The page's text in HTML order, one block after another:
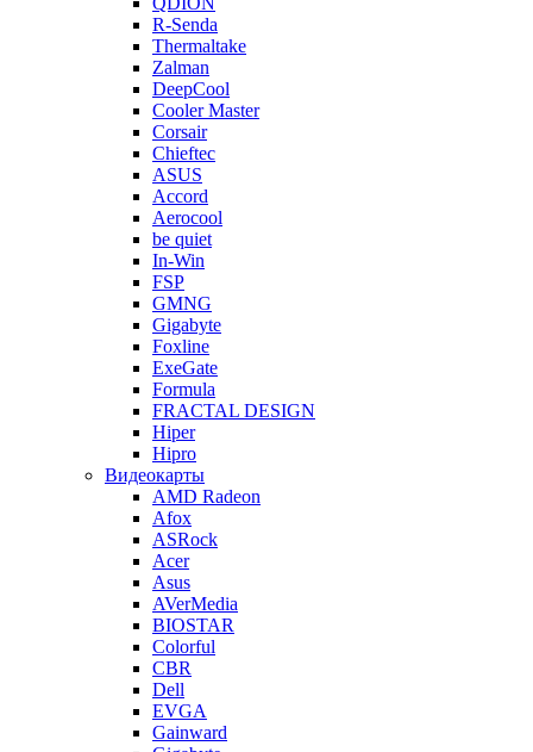
R-Senda
Thermaltake
Zalman
DeepCool
Cooler Master
Corsair
Chieftec
ASUS
Accord
Aerocool
be quiet
In-Win
FSP
GMNG
Gigabyte
Foxline
ExeGate
Formula
FRACTAL DESIGN
Hiper
Hipro
Видеокарты
AMD Radeon
Afox
ASRock
Acer
Asus
AVerMedia
BIOSTAR
Colorful
CBR
Dell
EVGA
Gainward